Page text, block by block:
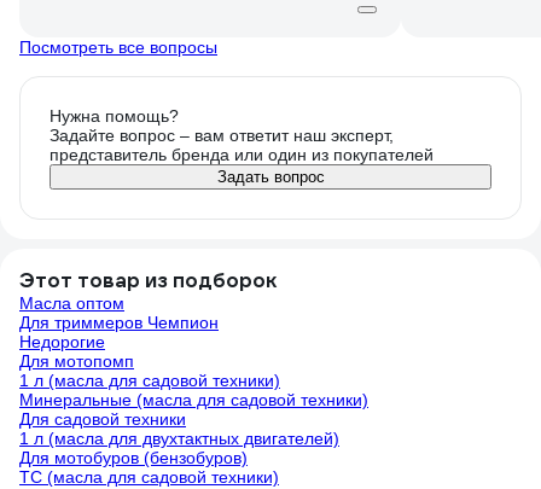
Посмотреть все вопросы
Нужна помощь?
Задайте вопрос – вам ответит наш эксперт,
представитель бренда или один из покупателей
Задать вопрос
Этот товар из подборок
Масла оптом
Для триммеров Чемпион
Недорогие
Для мотопомп
1 л (масла для садовой техники)
Минеральные (масла для садовой техники)
Для садовой техники
1 л (масла для двухтактных двигателей)
Для мотобуров (бензобуров)
TC (масла для садовой техники)